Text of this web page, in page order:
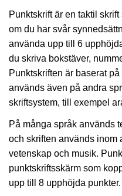
Punktskrift är en taktil
om du har svår
använda upp till 6
du skriva bokstäver,
Punktskriften är baserat
används även på andra
skriftsystem, till exempel
På många språk används
och skriften används inom
vetenskap och musik.
punktskriftsskärm som
upp till 8 upphöjda punkter.